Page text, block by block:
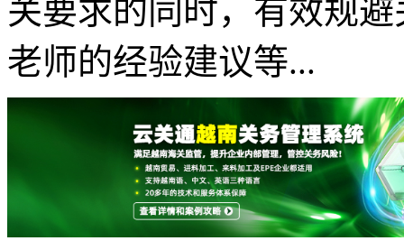
关要求的同时，有效规
老师的经验建议等...